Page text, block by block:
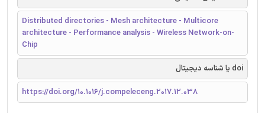
Distributed directories - Mesh architecture - Multicore
architecture - Performance analysis - Wireless Network-on-
Chip
doi یا شناسه دیجیتال
https://doi.org/10.1016/j.compeleceng.2017.12.038